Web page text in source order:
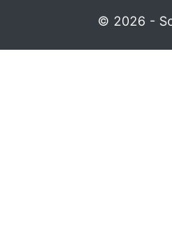
© 2026 -